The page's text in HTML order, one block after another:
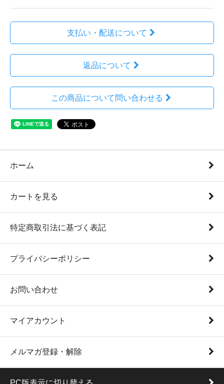
支払い・配送について
返品について
この商品について問い合わせる
ホーム
カートを見る
特定商取引法に基づく表記
プライバシーポリシー
お問い合わせ
マイアカウント
メルマガ登録・解除